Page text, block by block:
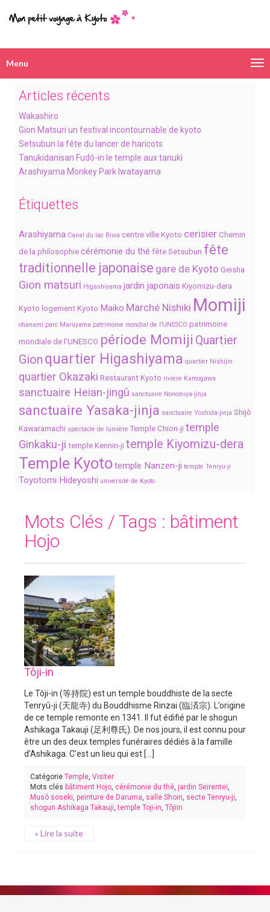
Menu
Articles récents
Wakashiro
Gion Matsuri un festival incontournable de kyoto
Setsubun la fête du lancer de haricots
Tanukidanisan Fudô-in le temple aux tanuki
Arashiyama Monkey Park Iwatayama
Étiquettes
Arashiyama Canal du lac Biwa centre ville Kyoto cerisier Chemin
de la philosophie cérémonie du thé fête Setsubun fête
traditionnelle japonaise gare de Kyoto Geisha
Gion matsuri Higashiyama jardin japonais Kiyomizu-dera
Kyoto logement Kyoto Maiko Marché Nishiki Momiji
ohanami parc Maruyama patrimoine mondial de l’UNESCO patrimoine
mondiale de l’UNESCO période Momiji Quartier
Gion quartier Higashiyama quartier Nishijin
quartier Okazaki Restaurant Kyoto rivière Kamogawa
sanctuaire Heian-jingû sanctuaire Nonomiya-jinja
sanctuaire Yasaka-jinja sanctuaire Yoshida-jinja Shijô
Kawaramachi spectacle de lumière Temple Chion-ji temple
Ginkaku-ji temple Kennin-ji temple Kiyomizu-dera
Temple Kyototemple Nanzen-ji temple Tenryu-ji
Toyotomi Hideyoshi université de Kyoto
Mots Clés / Tags : bâtiment
Hojo
Tôji-in
Le Tôji-in (等持院) est un temple bouddhiste de la secte
Tenryû-ji (天龍寺) du Bouddhisme Rinzai (臨済宗). L’origine
de ce temple remonte en 1341. Il fut édifié par le shogun
Ashikaga Takauji (足利尊氏). De nos jours, il est connu pour
être un des deux temples funéraires dédiés à la famille
d’Ashikaga. C’est un lieu qui est [...]
Catégorie Temple, Visiter
Mots clés bâtiment Hojo, cérémonie du thé, jardin Seirentei,
Musô soseki, peinture de Daruma, salle Shoin, secte Tenryu-ji,
shogun Ashikaga Takauji,temple Toji-in, Tôjiin
» Lire la suite